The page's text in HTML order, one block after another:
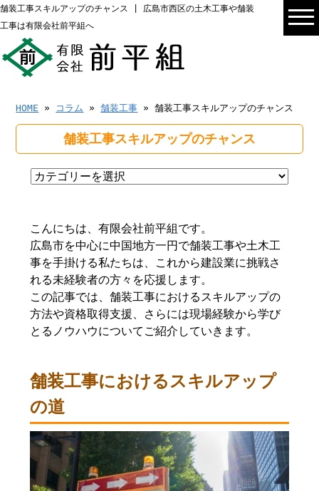
舗装工事スキルアップのチャンス | 広島市西区の土木工事や舗装
工事は有限会社前平組へ
HOME » コラム »舗装工事 » 舗装工事スキルアップのチャンス
舗装工事スキルアップのチャンス
こんにちは、有限会社前平組です。
広島市を中心に中国地方一円で舗装工事や土木工
事を手掛ける私たちは、これから建設業に挑戦さ
れる未経験者の方々を応援します。
この記事では、舗装工事におけるスキルアップの
方法や資格取得支援、さらには現場経験から学び
とるノウハウについてご紹介していきます。
舗装工事におけるスキルアップ
の道